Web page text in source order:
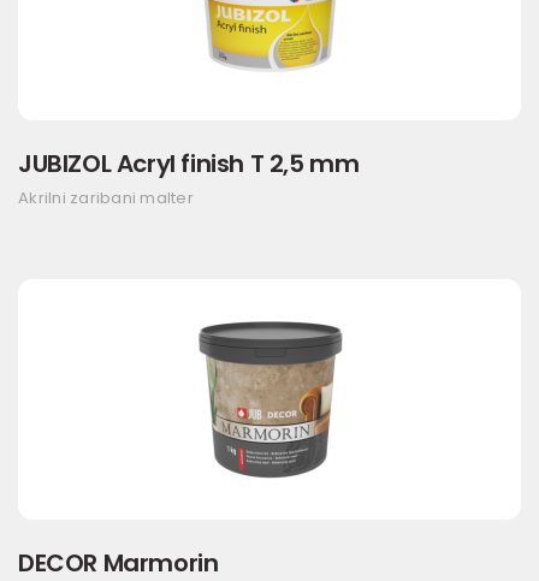
JUBIZOL Acryl finish T 2,5 mm
Akrilni zaribani malter
DECOR Marmorin